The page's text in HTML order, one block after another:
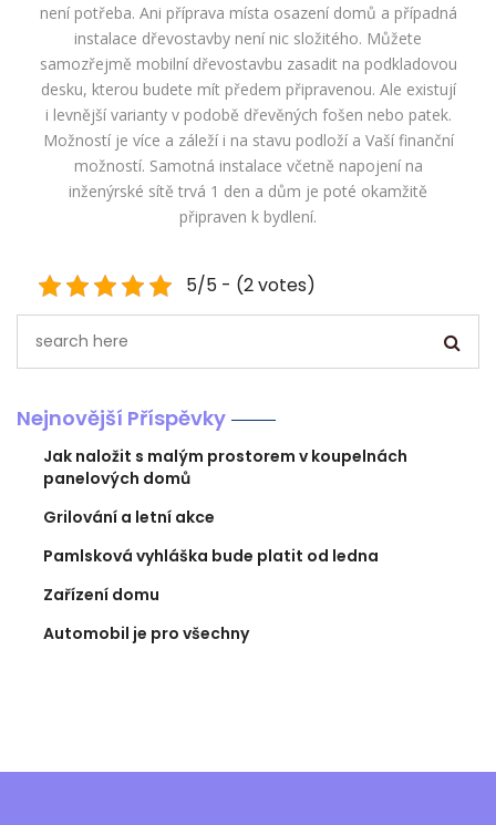
není potřeba. Ani příprava místa osazení domů a případná
instalace dřevostavby není nic složitého. Můžete
samozřejmě mobilní dřevostavbu zasadit na podkladovou
desku, kterou budete mít předem připravenou. Ale existují
i levnější varianty v podobě dřevěných fošen nebo patek.
Možností je více a záleží i na stavu podloží a Vaší finanční
možností. Samotná instalace včetně napojení na
inženýrské sítě trvá 1 den a dům je poté okamžitě
připraven k bydlení.
5/5 - (2 votes)
Nejnovější Příspěvky
Jak naložit s malým prostorem v koupelnách
panelových domů
Grilování a letní akce
Pamlsková vyhláška bude platit od ledna
Zařízení domu
Automobil je pro všechny